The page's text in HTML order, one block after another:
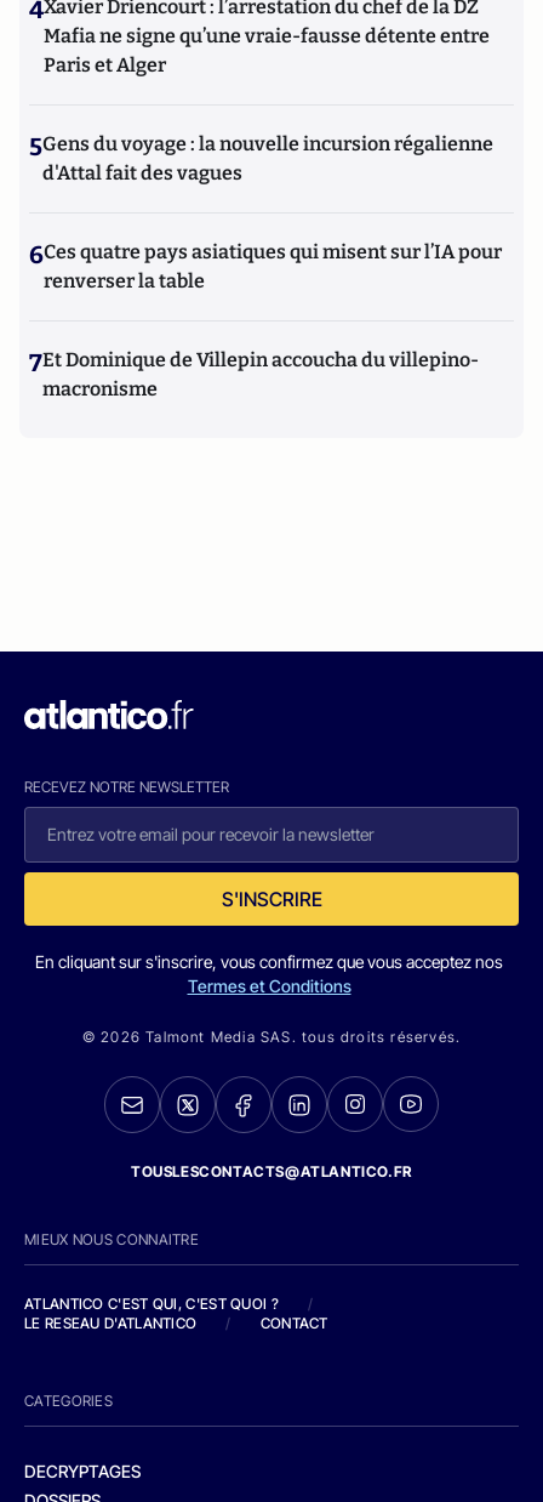
4Xavier Driencourt : l’arrestation du chef de la DZ
Mafia ne signe qu’une vraie-fausse détente entre
Paris et Alger
5Gens du voyage : la nouvelle incursion régalienne
d'Attal fait des vagues
6Ces quatre pays asiatiques qui misent sur l’IA pour
renverser la table
7Et Dominique de Villepin accoucha du villepino-
macronisme
RECEVEZ NOTRE NEWSLETTER
S'INSCRIRE
En cliquant sur s'inscrire, vous confirmez que vous acceptez nos
Termes et Conditions
© 2026 Talmont Media SAS. tous droits réservés.
TOUSLESCONTACTS@ATLANTICO.FR
MIEUX NOUS CONNAITRE
ATLANTICO C'EST QUI, C'EST QUOI ?
/
LE RESEAU D'ATLANTICO
/ CONTACT
CATEGORIES
DECRYPTAGES